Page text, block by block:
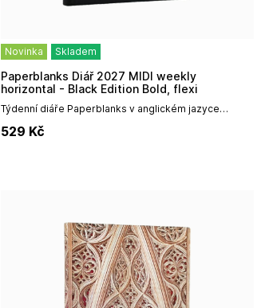
Novinka Skladem
Týdenní diáře Paperblanks v anglickém jazyce
designem, prémiovou vazbou a vysokou odolností,...
Paperblanks Diář 2027 MIDI weekly
horizontal - Black Edition Bold, flexi
529 Kč